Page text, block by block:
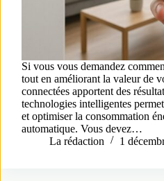
Si vous vous demandez
tout en améliorant la valeur de
connectées apportent des
technologies intelligentes
et optimiser la consommation
automatique. Vous devez…
La rédaction
1